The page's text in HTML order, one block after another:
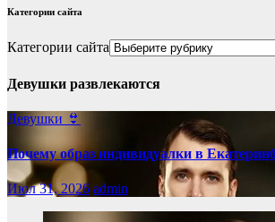
Категории сайта
Категории сайта
Девушки развлекаются
Девушки 👙
Почему образ индивидуалки в
Июл 31, 2026 admin